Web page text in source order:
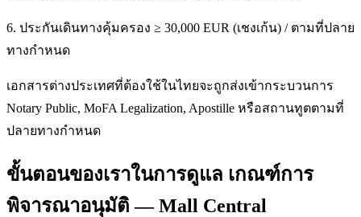
6. ประกันเดินทางคุ้มครอง ≥ 30,000 EUR (เชงเก้น) / ตามที่ปลาย
ทางกำหนด
เอกสารต่างประเทศที่ต้องใช้ในไทยจะถูกส่งเข้ากระบวนการ
Notary Public, MoFA Legalization, Apostille หรือสถานทูตตามที่
ปลายทางกำหนด
ขั้นตอนของเราในการดูแล เกณฑ์การ
พิจารณาอนุมัติ — Mall Central